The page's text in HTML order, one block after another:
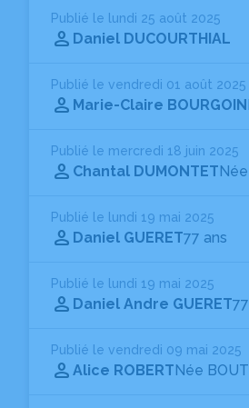
Publié le lundi 25 août 2025
Daniel DUCOURTHIAL
Publié le vendredi 01 août 2025
Marie-Claire BOURGOIN
Publié le mercredi 18 juin 2025
Chantal DUMONTET
Publié le lundi 19 mai 2025
Daniel GUERET77 ans
Publié le lundi 19 mai 2025
Daniel Andre GUERET
Publié le vendredi 09 mai 2025
Alice ROBERTNée